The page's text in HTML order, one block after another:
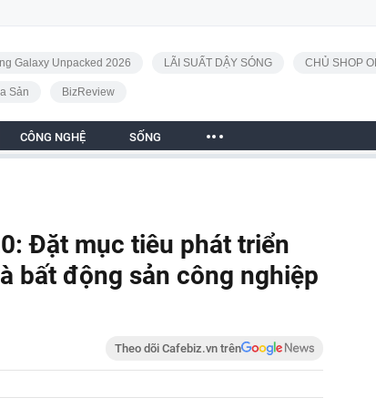
Galaxy Unpacked 2026 LÃI SUẤT DẬY SÓNG CHỦ SHOP
Sản BizReview
CÔNG NGHỆ SỐNG
Đặt mục tiêu phát triển
bất động sản công nghiệp
Theo dõi Cafebiz.vn trên